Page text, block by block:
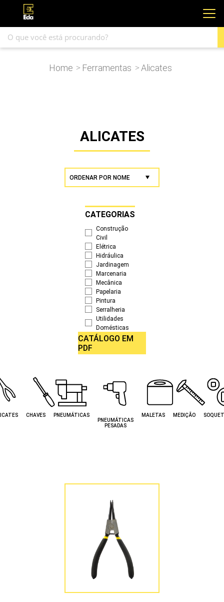
Home > Ferramentas > Alicates
ALICATES
CATEGORIAS
Construção
Civil
Elétrica
Hidráulica
Jardinagem
Marcenaria
Mecânica
Papelaria
Pintura
Serralheria
Utilidades
Domésticas
CATÁLOGO EM
PDF
CHAVES
PNEUMÁTICAS
PNEUMÁTICAS
PESADAS
MALETAS MEDIÇÃO